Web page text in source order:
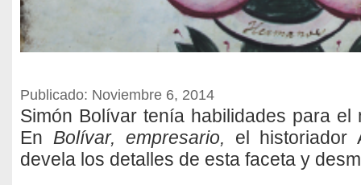
Publicado: Noviembre 6, 2014
Simón Bolívar tenía habilidades para el
En Bolívar, empresario, el historiador
devela los detalles de esta faceta y